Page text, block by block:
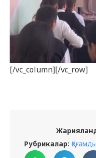
[/vc_column][/vc_row]
Рубрикалар: